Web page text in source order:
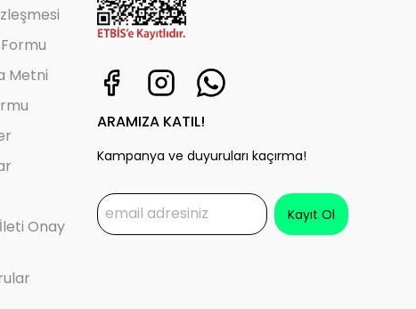
Metni
Onay
ARAMIZA KATIL!
Kampanya ve duyuruları kaçırma!
Kayıt Ol